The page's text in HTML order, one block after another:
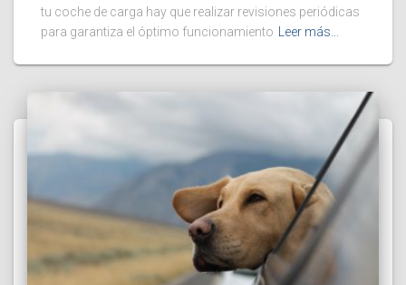
tu coche de carga hay que realizar revisiones periódicas
para garantiza el óptimo funcionamiento
Leer más…